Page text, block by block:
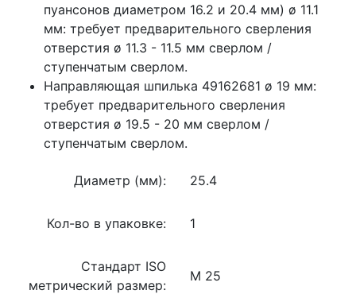
пуансонов диаметром 16.2 и 20.4 мм) ø 11.1
мм: требует предварительного сверления
отверстия ø 11.3 - 11.5 мм сверлом /
ступенчатым сверлом.
Направляющая шпилька 49162681 ø 19 мм:
требует предварительного сверления
отверстия ø 19.5 - 20 мм сверлом /
ступенчатым сверлом.
Диаметр (мм): 25.4
Кол-во в упаковке: 1
Стандарт ISO
метрический размер:
M 25